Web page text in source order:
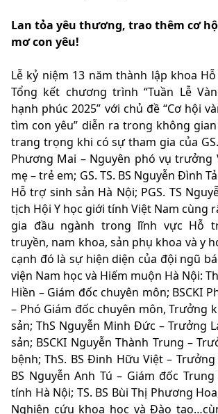
Lan tỏa yêu thương, trao thêm cơ
mơ con yêu!
Lễ kỷ niệm 13 năm thành lập khoa
Tổng kết chương trình “Tuần Lễ
hạnh phúc 2025” với chủ đề “Cơ hội
tìm con yêu” diễn ra trong không
trang trọng khi có sự tham gia của GS.
Phương Mai – Nguyên phó vụ trưởng
mẹ – trẻ em; GS. TS. BS Nguyễn Đình
Hỗ trợ sinh sản Hà Nội; PGS. TS
tịch Hội Y học giới tính Việt Nam cùng
gia đầu ngành trong lĩnh vực Hỗ
truyền, nam khoa, sản phụ khoa và y
cạnh đó là sự hiện diện của đội ngũ
viện Nam học và Hiếm muộn Hà Nội:
Hiền – Giám đốc chuyên môn; BSCKI
– Phó Giám đốc chuyên môn, Trưởng
sản; ThS Nguyễn Minh Đức – Trưởng
sản; BSCKI Nguyễn Thành Trung –
bệnh; ThS. BS Đinh Hữu Việt –
BS Nguyễn Anh Tú – Giám đốc
tính Hà Nội; TS. BS Bùi Thị Phương
Nghiên cứu khoa học và Đào